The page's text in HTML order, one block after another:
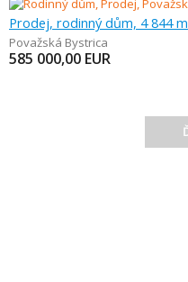
Prodej, rodinný dům, 4 844 m
Považská Bystrica
585 000,00 EUR